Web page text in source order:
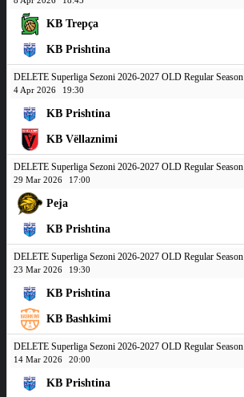
KB Trepça
KB Prishtina
DELETE Superliga Sezoni 2026-2027 OLD Regular Season
4 Apr 2026 19:30
KB Prishtina
KB Vëllaznimi
DELETE Superliga Sezoni 2026-2027 OLD Regular Season
29 Mar 2026 17:00
Peja
KB Prishtina
DELETE Superliga Sezoni 2026-2027 OLD Regular Season
23 Mar 2026 19:30
KB Prishtina
KB Bashkimi
DELETE Superliga Sezoni 2026-2027 OLD Regular Season
14 Mar 2026 20:00
KB Prishtina